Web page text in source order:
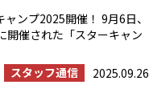
ンプ2025開催！ 9月6日、
開催された「スターキャン
スタッフ通信
2025.09.26